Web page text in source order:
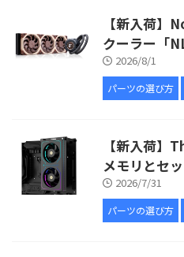
【新入荷】
クーラー「
2026/8/1
パーツの選び方
【新入荷
メモリとセ
2026/7/31
パーツの選び方